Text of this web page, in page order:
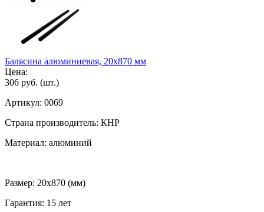
Балясина алюминиевая, 20х870 мм
Цена:
306 руб. (шт.)
Артикул: 0069
Страна производитель: КНР
Материал: алюминий
Размер: 20x870 (мм)
Гарантия: 15 лет